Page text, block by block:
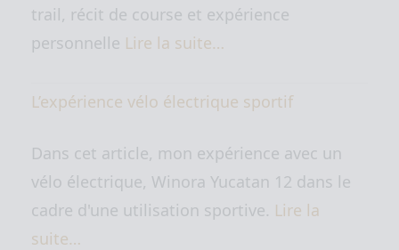
trail, récit de course et expérience
personnelle Lire la suite…
L’expérience vélo électrique sportif
Dans cet article, mon expérience avec un
vélo électrique, Winora Yucatan 12 dans le
cadre d'une utilisation sportive. Lire la
suite…